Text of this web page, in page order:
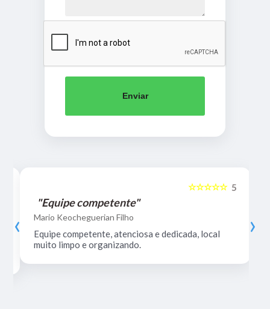
Enviar
5
☆☆☆☆☆
"Equipe competente"
Mario Keocheguerian Filho
Equipe competente, atenciosa e dedicada, local
muito limpo e organizando.
‹ ›